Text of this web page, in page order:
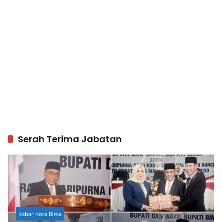
Serah Terima Jabatan
Kabar Kota Bima